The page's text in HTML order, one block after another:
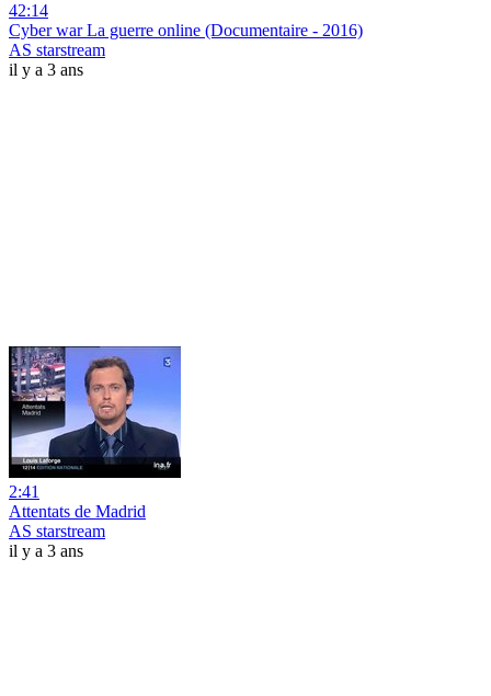
42:14
Cyber war La guerre online (Documentaire - 2016)
AS starstream
il y a 3 ans
2:41
Attentats de Madrid
AS starstream
il y a 3 ans